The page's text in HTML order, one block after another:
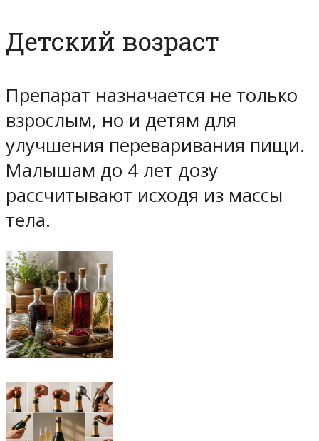
Детский возраст
Препарат назначается не только
взрослым, но и детям для
улучшения переваривания пищи.
Малышам до 4 лет дозу
рассчитывают исходя из массы
тела.